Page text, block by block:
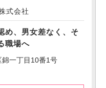
式会社
め、男女差なく、そ
職場へ
一丁目10番1号